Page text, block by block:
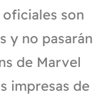
son
y no pasarán
de Marvel
impresas de